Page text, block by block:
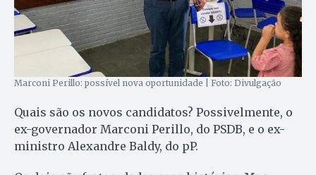
Marconi Perillo: possível nova oportunidade | Foto: Divulgação
Quais são os novos candidatos? Possivelmente, o
ex-governador Marconi Perillo, do PSDB, e o ex-
ministro Alexandre Baldy, do pP.